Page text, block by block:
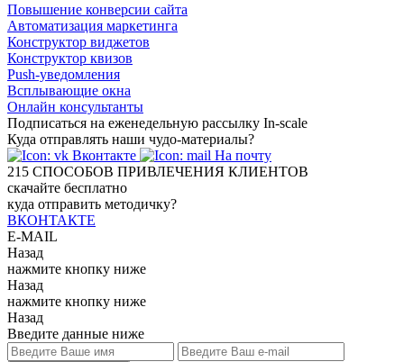
Повышение конверсии сайта
Автоматизация маркетинга
Конструктор виджетов
Конструктор квизов
Push-уведомления
Всплывающие окна
Онлайн консультанты
Подписаться на еженедельную рассылку In-scale
Куда отправлять наши чудо-материалы?
Вконтакте
На почту
215 СПОСОБОВ ПРИВЛЕЧЕНИЯ КЛИЕНТОВ
скачайте бесплатно
куда отправить методичку?
ВКОНТАКТЕ
E-MAIL
Назад
нажмите кнопку ниже
Назад
нажмите кнопку ниже
Назад
Введите данные ниже